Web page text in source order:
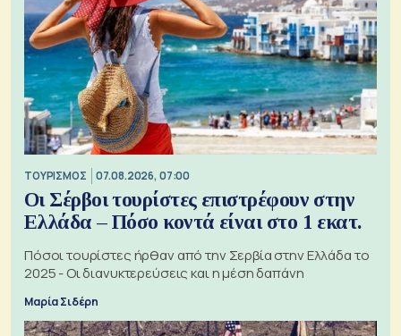
ΤΟΥΡΙΣΜΟΣ 07.08.2026, 07:00
Οι Σέρβοι τουρίστες επιστρέφουν στην
Ελλάδα – Πόσο κοντά είναι στο 1 εκατ.
Πόσοι τουρίστες ήρθαν από την Σερβία στην Ελλάδα το
2025 - Οι διανυκτερεύσεις και η μέση δαπάνη
Μαρία Σιδέρη